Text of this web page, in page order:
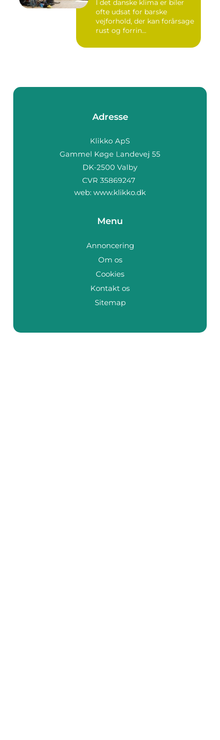
I det danske klima er biler
ofte udsat for barske
vejforhold, der kan forårsage
rust og forrin...
Adresse
web: www.klikko.dk
Menu
Annoncering
Om os
Cookies
Kontakt os
Sitemap